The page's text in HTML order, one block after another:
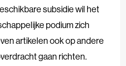
subsidie wil het
podium zich
artikelen ook op andere
gaan richten.